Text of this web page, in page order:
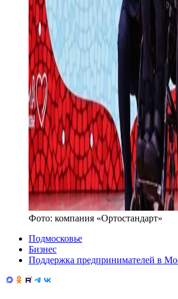
Фото: компания «Ортостандарт»
Подмосковье
Бизнес
Поддержка предпринимателей в